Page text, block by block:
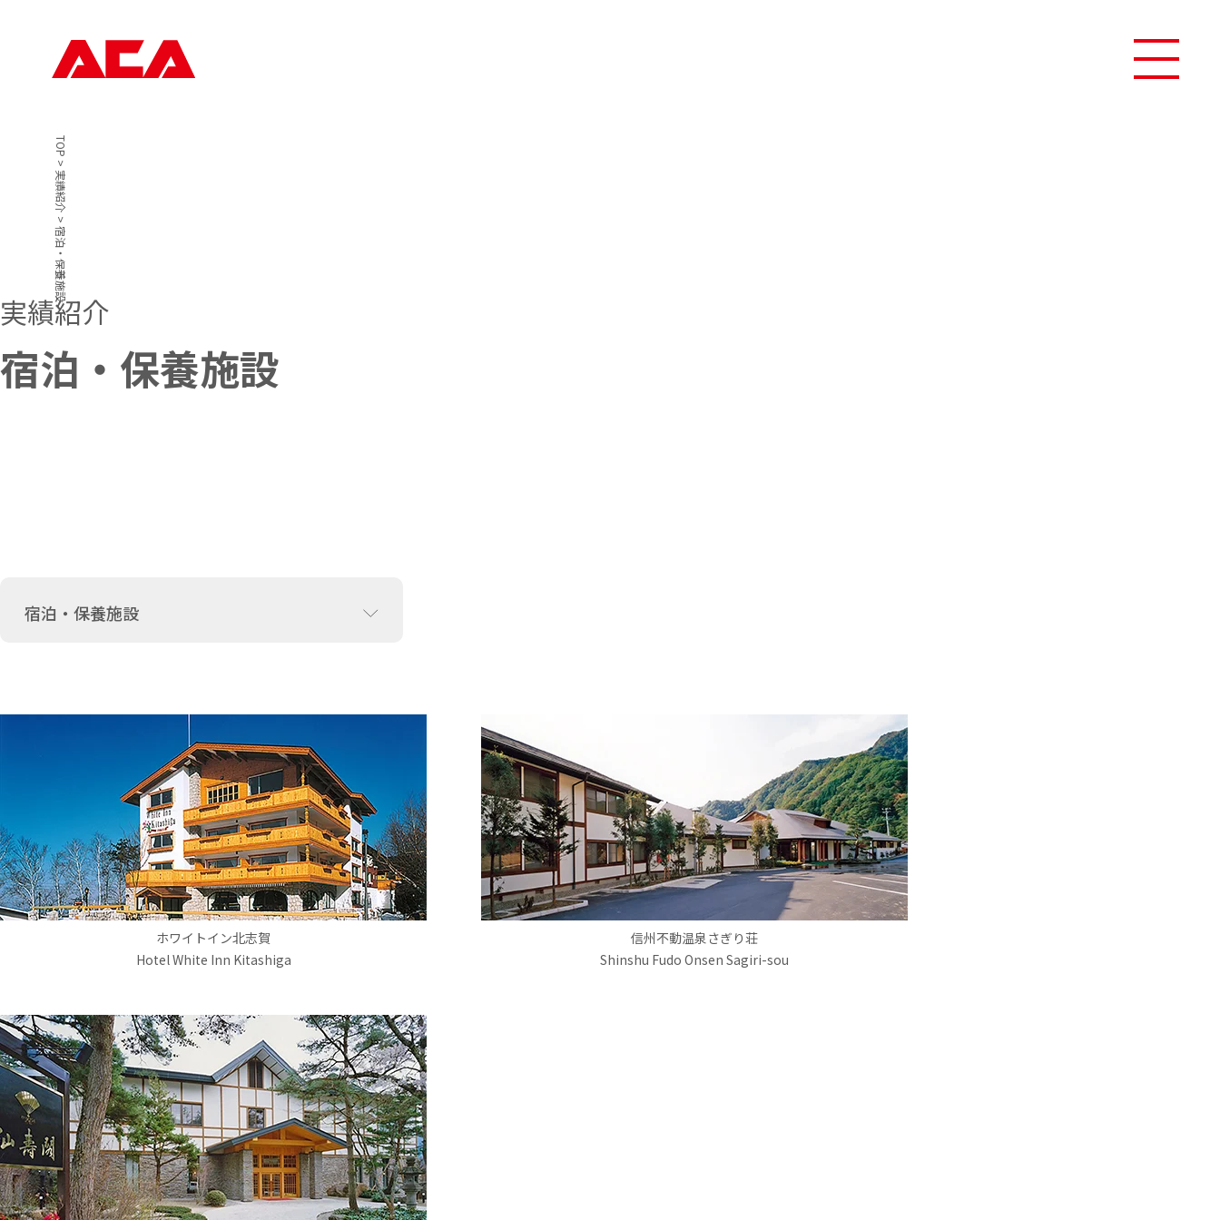
TOP
>
実績紹介
>
宿泊・保養施設
実績紹介
宿泊・保養施設
ホワイトイン北志賀
Hotel White Inn Kitashiga
信州不動温泉さぎり荘
Shinshu Fudo Onsen Sagiri-sou